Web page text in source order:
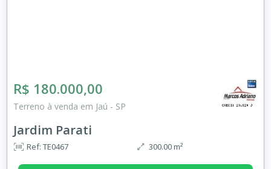
R$ 180.000,00
Terreno à venda em Jaú - SP
Jardim Parati
Ref: TE0467 300.00 m²